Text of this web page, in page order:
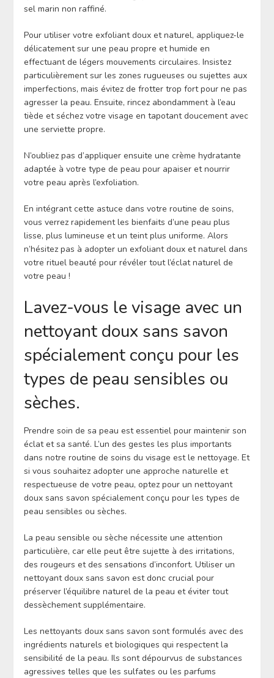
sel marin non raffiné.
Pour utiliser votre exfoliant doux et naturel, appliquez-le
délicatement sur une peau propre et humide en
effectuant de légers mouvements circulaires. Insistez
particulièrement sur les zones rugueuses ou sujettes aux
imperfections, mais évitez de frotter trop fort pour ne pas
agresser la peau. Ensuite, rincez abondamment à l’eau
tiède et séchez votre visage en tapotant doucement avec
une serviette propre.
N’oubliez pas d’appliquer ensuite une crème hydratante
adaptée à votre type de peau pour apaiser et nourrir
votre peau après l’exfoliation.
En intégrant cette astuce dans votre routine de soins,
vous verrez rapidement les bienfaits d’une peau plus
lisse, plus lumineuse et un teint plus uniforme. Alors
n’hésitez pas à adopter un exfoliant doux et naturel dans
votre rituel beauté pour révéler tout l’éclat naturel de
votre peau !
Lavez-vous le visage avec un
nettoyant doux sans savon
spécialement conçu pour les
types de peau sensibles ou
sèches.
Prendre soin de sa peau est essentiel pour maintenir son
éclat et sa santé. L’un des gestes les plus importants
dans notre routine de soins du visage est le nettoyage. Et
si vous souhaitez adopter une approche naturelle et
respectueuse de votre peau, optez pour un nettoyant
doux sans savon spécialement conçu pour les types de
peau sensibles ou sèches.
La peau sensible ou sèche nécessite une attention
particulière, car elle peut être sujette à des irritations,
des rougeurs et des sensations d’inconfort. Utiliser un
nettoyant doux sans savon est donc crucial pour
préserver l’équilibre naturel de la peau et éviter tout
dessèchement supplémentaire.
Les nettoyants doux sans savon sont formulés avec des
ingrédients naturels et biologiques qui respectent la
sensibilité de la peau. Ils sont dépourvus de substances
agressives telles que les sulfates ou les parfums